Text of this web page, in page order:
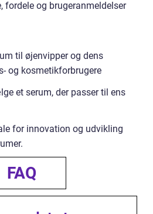
fordele og brugeranmeldelser
til øjenvipper og dens
og kosmetikforbrugere
et serum, der passer til ens
for innovation og udvikling
FAQ